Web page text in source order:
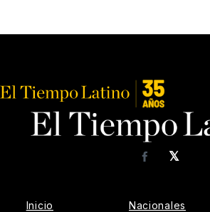
𝕏
Facebook
Inicio Nacionales